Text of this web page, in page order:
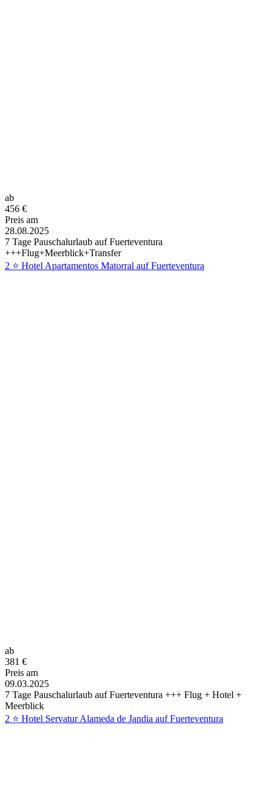
ab
456 €
Preis am
28.08.2025
7 Tage Pauschalurlaub auf Fuerteventura
+++Flug+Meerblick+Transfer
2 ⭐ Hotel Apartamentos Matorral auf Fuerteventura
ab
381 €
Preis am
09.03.2025
7 Tage Pauschalurlaub auf Fuerteventura +++ Flug + Hotel +
Meerblick
2 ⭐ Hotel Servatur Alameda de Jandia auf Fuerteventura